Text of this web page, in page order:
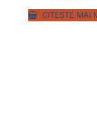
CITEȘTE MAI